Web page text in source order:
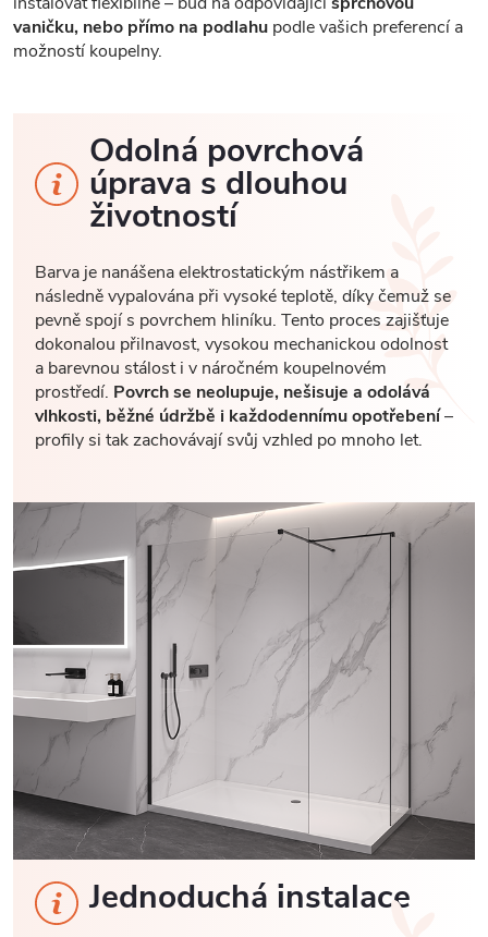
vaničku, nebo přímo na podlahu podle vašich preferencí a
možností koupelny.
Odolná povrchová
úprava s dlouhou
životností
Barva je nanášena elektrostatickým nástřikem a
následně vypalována při vysoké teplotě, díky čemuž se
pevně spojí s povrchem hliníku. Tento proces zajišťuje
dokonalou přilnavost, vysokou mechanickou odolnost
a barevnou stálost i v náročném koupelnovém
prostředí. Povrch se neolupuje, nešisuje a odolává
vlhkosti, běžné údržbě i každodennímu opotřebení–
profily si tak zachovávají svůj vzhled po mnoho let.
Jednoduchá instalace